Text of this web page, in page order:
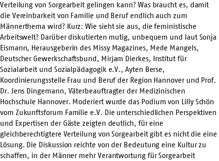
Verteilung von Sorgearbeit gelingen kann? Was braucht es, damit
die Vereinbarkeit von Familie und Beruf endlich auch zum
Männerthema wird? Kurz: Wie sieht sie aus, die feministische
Arbeitswelt? Darüber diskutierten mutig, unbequem und laut Sonja
Eismann, Herausgeberin des Missy Magazines, Merle Mangels,
Deutscher Gewerkschaftsbund, Mirjam Dierkes, Institut für
Sozialarbeit und Sozialpädagogik e.V., Ayten Berse,
Koordinierungsstelle Frau und Beruf der Region Hannover und Prof.
Dr. Jens Dingemann, Väterbeauftragter der Medizinischen
Hochschule Hannover. Moderiert wurde das Podium von Lilly Schön
vom Zukunftsforum Familie e.V. Die unterschiedlichen Perspektiven
und Expertisen der Gäste zeigten deutlich, für eine
gleichberechtigtere Verteilung von Sorgearbeit gibt es nicht die eine
Lösung. Die Diskussion reichte von der Bedeutung eine Kultur zu
schaffen, in der Männer mehr Verantwortung für Sorgearbeit